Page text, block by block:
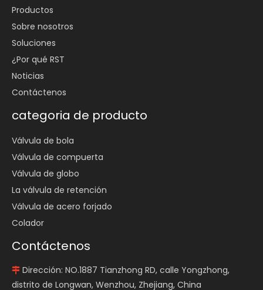
Productos
Sobre nosotros
Soluciones
¿Por qué RST
Noticias
Contáctenos
categoria de producto
Válvula de bola
Válvula de compuerta
Válvula de globo
La válvula de retención
Válvula de acero forjado
Colador
Contáctenos
 Dirección: NO.1887 Tianzhong RD, calle Yongzhong,
distrito de Longwan, Wenzhou, Zhejiang, China